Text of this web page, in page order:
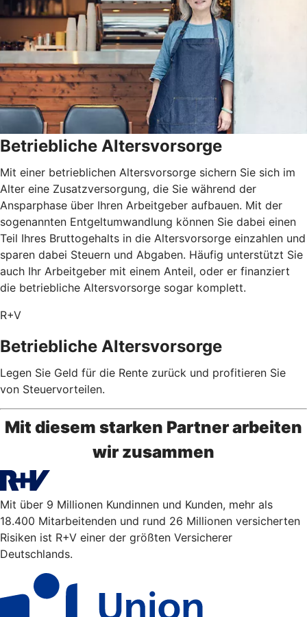
Betriebliche Altersvorsorge
Mit einer betrieblichen Altersvorsorge sichern Sie sich im
Alter eine Zusatzversorgung, die Sie während der
Ansparphase über Ihren Arbeitgeber aufbauen. Mit der
sogenannten Entgeltumwandlung können Sie dabei einen
Teil Ihres Bruttogehalts in die Altersvorsorge einzahlen und
sparen dabei Steuern und Abgaben. Häufig unterstützt Sie
auch Ihr Arbeitgeber mit einem Anteil, oder er finanziert
die betriebliche Altersvorsorge sogar komplett.
R+V
Betriebliche Altersvorsorge
Legen Sie Geld für die Rente zurück und profitieren Sie
von Steuervorteilen.
Mit diesem starken Partner arbeiten
wir zusammen
Mit über 9 Millionen Kundinnen und Kunden, mehr als
18.400 Mitarbeitenden und rund 26 Millionen versicherten
Risiken ist R+V einer der größten Versicherer
Deutschlands.